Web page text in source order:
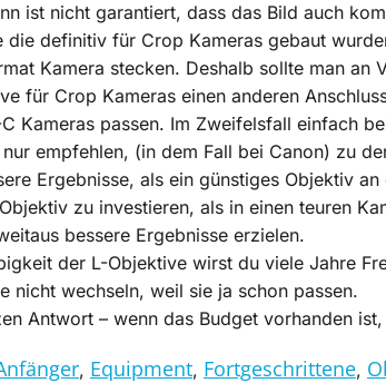
ist nicht garantiert, dass das Bild auch
die definitiv für Crop Kameras gebaut
Kamera stecken. Deshalb sollte man
für Crop Kameras einen anderen
Kameras passen. Im Zweifelsfall einfach
empfehlen, (in dem Fall bei Canon) zu
Ergebnisse, als ein günstiges Objektiv
zu investieren, als in einen teuren
bessere Ergebnisse erzielen.
der L-Objektive wirst du viele Jahre
nicht wechseln, weil sie ja schon passen.
Antwort – wenn das Budget vorhanden
, Equipment, Fortgeschrittene,